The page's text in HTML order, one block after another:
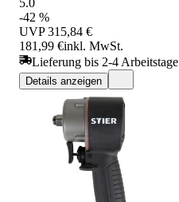
-42 %
UVP 315,84 €
181,99 €inkl. MwSt.
Lieferung bis 2-4 Arbeitstage
Details anzeigen